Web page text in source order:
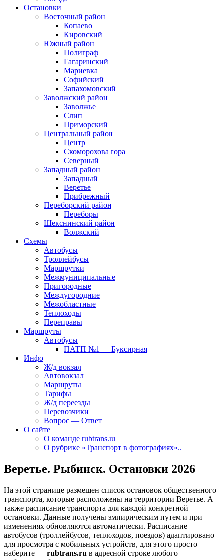
Остановки
Восточный район
Копаево
Кировский
Южный район
Полиграф
Гагаринский
Мариевка
Софийский
Запахомовский
Заволжский район
Заволжье
Слип
Приморский
Центральный район
Центр
Скоморохова гора
Северный
Западный район
Западный
Веретье
Прибрежный
Переборский район
Переборы
Шекснинский район
Волжский
Схемы
Автобусы
Троллейбусы
Маршрутки
Межмуниципальные
Пригородные
Междугородние
Межобластные
Теплоходы
Переправы
Маршруты
Автобусы
ПАТП №1 — Буксирная
Инфо
Ж/д вокзал
Автовокзал
Маршруты
Тарифы
Ж/д переезды
Перевозчики
Вопрос — Ответ
О сайте
О команде rubtrans.ru
О рубрике «Транспорт в фотографиях»..
Веретье. Рыбинск. Остановки 2026
На этой странице размещен список остановок общественного
транспорта, которые расположены на территории Веретье. А
также расписание транспорта для каждой конкретной
остановки. Данные получены эмпирическим путем и при
изменениях обновляются автоматически. Расписание
автобусов (троллейбусов, теплоходов, поездов) адаптировано
для просмотра с мобильных устройств, для этого просто
наберите — rubtrans.ru в адресной строке любого